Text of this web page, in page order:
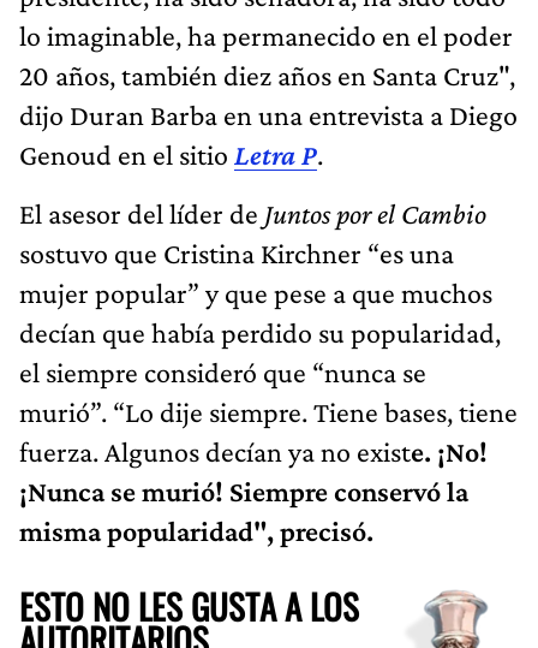
lo imaginable, ha permanecido en el poder
20 años, también diez años en Santa Cruz",
dijo Duran Barba en una entrevista a Diego
Genoud en el sitio Letra P.
El asesor del líder de Juntos por el Cambio
sostuvo que Cristina Kirchner “es una
mujer popular” y que pese a que muchos
decían que había perdido su popularidad,
el siempre consideró que “nunca se
murió”. “Lo dije siempre. Tiene bases, tiene
fuerza. Algunos decían ya no existe. ¡No!
¡Nunca se murió! Siempre conservó la
misma popularidad", precisó.
ESTO NO LES GUSTA A LOS